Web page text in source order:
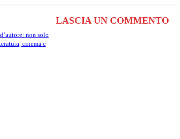
non solo
cinema e
LASCIA UN COMMENTO